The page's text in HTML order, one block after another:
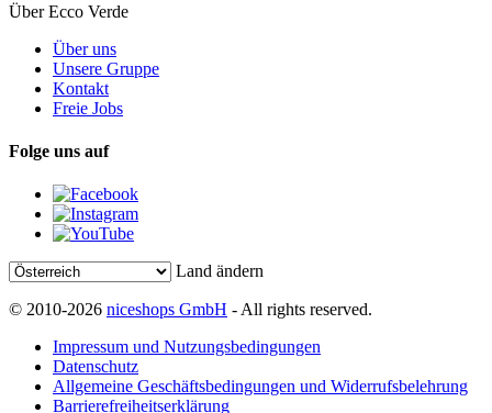
Über Ecco Verde
Über uns
Unsere Gruppe
Kontakt
Freie Jobs
Folge uns auf
Land ändern
© 2010-2026 niceshops GmbH - All rights reserved.
Impressum und Nutzungsbedingungen
Datenschutz
Allgemeine Geschäftsbedingungen und Widerrufsbelehrung
Barrierefreiheitserklärung